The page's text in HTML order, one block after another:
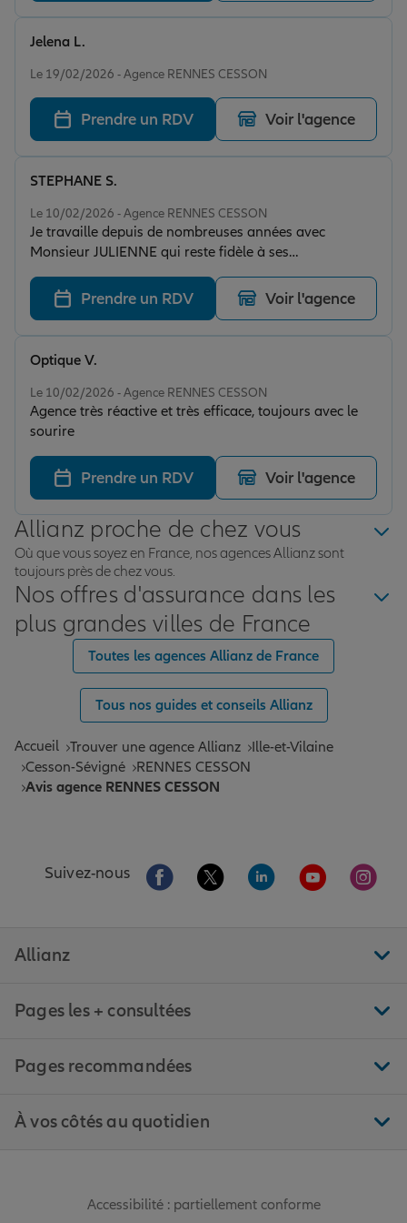
franchise et récupérer notre bonus. Je ne suis pas prêt
de changer d'assureur ne serait-ce que pour la qualité
Le 19/02/2026 - Agence RENNES CESSON
Jelena L.
Prendre un RDV Voir l'agence
Le 10/02/2026 - Agence RENNES CESSON
Je travaille depuis de nombreuses années avec
Monsieur JULIENNE qui reste fidèle à ses
engagements, je recommande.
STEPHANE S.
Prendre un RDV Voir l'agence
Le 10/02/2026 - Agence RENNES CESSON
Agence très réactive et très efficace, toujours avec le
sourire
Optique V.
Prendre un RDV Voir l'agence
Allianz proche de chez vous
Où que vous soyez en France, nos agences Allianz sont
toujours près de chez vous.
Nos offres d'assurance dans les
plus grandes villes de France
Toutes les agences Allianz de France
Tous nos guides et conseils Allianz
Accueil Trouver une agence Allianz
Ille-et-Vilaine
Cesson-Sévigné
RENNES CESSON
Avis agence RENNES CESSON
Suivez-nous Aller sur la page Facebook de Allianz
Aller sur la page Twitter de
Aller sur la page
Aller sur la
Aller
Allianz
Pages les + consultées
Pages recommandées
À vos côtés au quotidien
Accessibilité : partiellement conforme